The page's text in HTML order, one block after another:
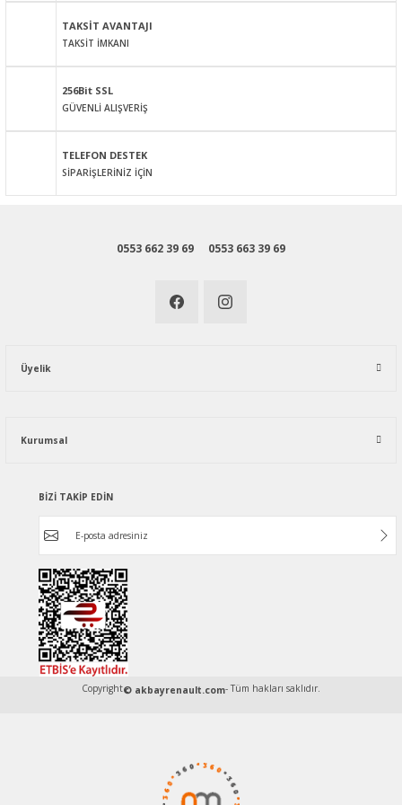
Bu ürüne benzer farklı alternatifler olmalı.
TAKSİT AVANTAJI
TAKSİT İMKANI
256Bit SSL
GÜVENLİ ALIŞVERİŞ
TELEFON DESTEK
SİPARİŞLERİNİZ İÇİN
0553 662 39 69 0553 663 39 69
Üyelik
Kurumsal
BİZİ TAKİP EDİN
Copyright© akbayrenault.com- Tüm hakları saklıdır.